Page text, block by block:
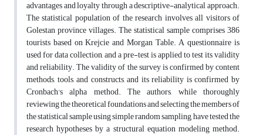
advantages and loyalty through a descriptive-analytical approach.
The statistical population of the research involves all visitors of
Golestan province villages. The statistical sample comprises 386
tourists based on Krejcie and Morgan Table. A questionnaire is
used for data collection, and a pre-test is applied to test its validity
and reliability. The validity of the survey is confirmed by content
methods, tools, and constructs, and its reliability is confirmed by
Cronbach's alpha method. The authors, while thoroughly
reviewing the theoretical foundations and selecting the members of
the statistical sample using simple random sampling, have tested the
research hypotheses by a structural equation modeling method.